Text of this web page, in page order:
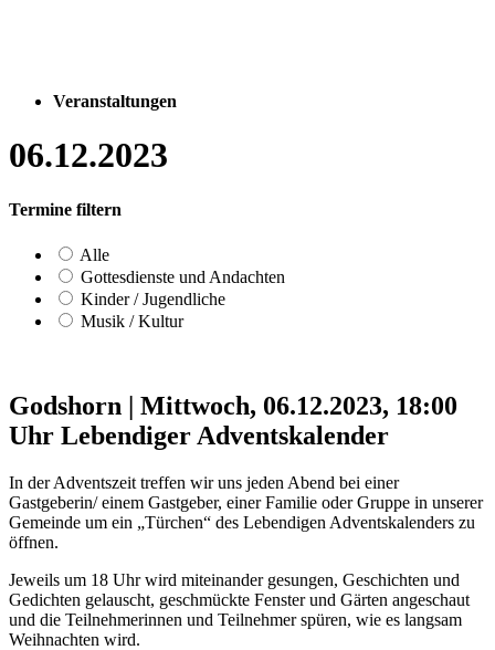
Veranstaltungen
06.12.2023
Termine filtern
Alle
Gottesdienste und Andachten
Kinder / Jugendliche
Musik / Kultur
Godshorn | Mittwoch, 06.12.2023, 18:00
Uhr Lebendiger Adventskalender
In der Adventszeit treffen wir uns jeden Abend bei einer
Gastgeberin/ einem Gastgeber, einer Familie oder Gruppe in unserer
Gemeinde um ein „Türchen“ des Lebendigen Adventskalenders zu
öffnen.
Jeweils um 18 Uhr wird miteinander gesungen, Geschichten und
Gedichten gelauscht, geschmückte Fenster und Gärten angeschaut
und die Teilnehmerinnen und Teilnehmer spüren, wie es langsam
Weihnachten wird.